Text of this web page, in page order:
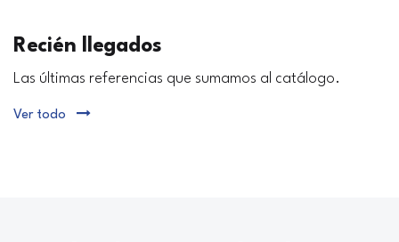
Recién llegados
Las últimas referencias que sumamos al catálogo.
Ver todo